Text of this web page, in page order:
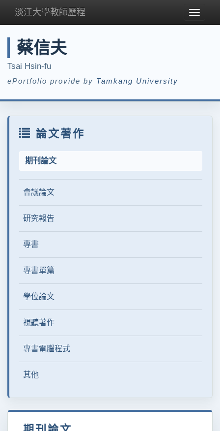
Toggle
淡江大學教師歷程
蔡信夫
Tsai Hsin-fu
ePortfolio provide by Tamkang University
論文著作
期刊論文
會議論文
研究報告
專書
專書單篇
學位論文
視聽著作
專書電腦程式
其他